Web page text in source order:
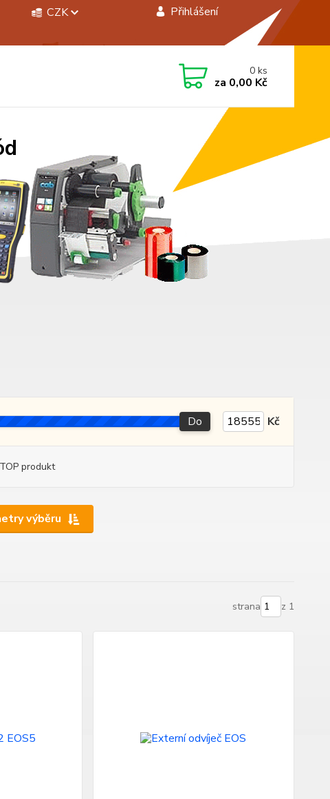
CZK Přihlášení
0ks
za 0,00 Kč
výběru
Do Kč
TOP produkt
strana z 1